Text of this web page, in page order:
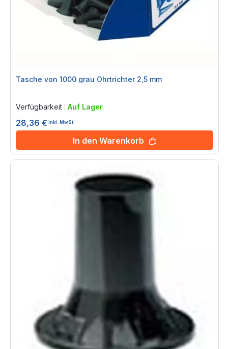
Tasche von 1000 grau Ohrtrichter 2,5 mm
Verfügbarkeit : Auf Lager
28,36 € inkl. MwSt.
In den Warenkorb